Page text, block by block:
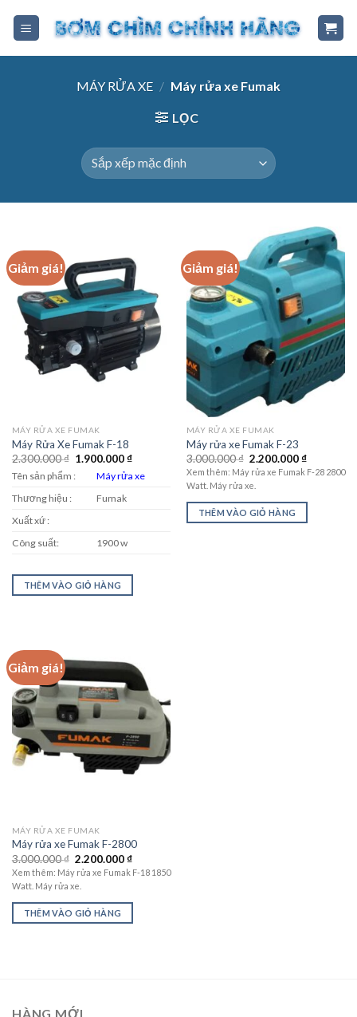
MÁY RỬA XE / Máy rửa xe Fumak
LỌC
Giảm giá!
MÁY RỬA XE FUMAK
Máy Rửa Xe Fumak F-18
2.300.000₫ Giá
là:
1.900.000₫Giá
tại
1.900.000 ₫.
Tên sản phẩm :
Máy rửa xe
Thương hiệu :
Fumak
Xuất xứ :
Công suất:
1900 w
THÊM VÀO GIỎ HÀNG
Giảm giá!
MÁY RỬA XE FUMAK
Máy rửa xe Fumak F-23
3.000.000₫ Giá
gốc
là:
3.000.000 ₫.
2.200.000₫Giá
hiện
tại
2.200.000
Xem thêm: Máy rửa xe Fumak F-28 2800
Watt. Máy rửa xe.
THÊM VÀO GIỎ HÀNG
Giảm giá!
MÁY RỬA XE FUMAK
Máy rửa xe Fumak F-2800
3.000.000₫ Giá
gốc
là:
3.000.000 ₫.
2.200.000₫Giá
hiện
tại
2.200.000 ₫.
Xem thêm: Máy rửa xe Fumak F-18 1850
Watt. Máy rửa xe.
THÊM VÀO GIỎ HÀNG
HÀNG MỚI